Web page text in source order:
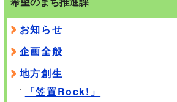
お知らせ
企画全般
地方創生
「笠置Rock!」